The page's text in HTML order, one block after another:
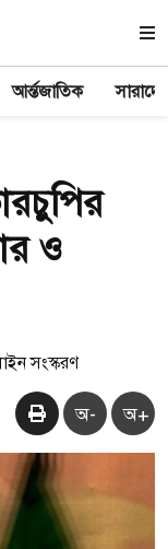
আর্ন্তজাতিক
ও
সংস্করণ
অ- অ+